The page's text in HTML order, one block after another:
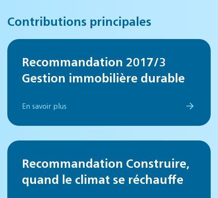
Contributions principales
Recommandation 2017/3
Gestion immobilière durable
En savoir plus
Recommandation Construire,
quand le climat se réchauffe